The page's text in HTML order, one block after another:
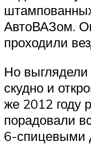
АвтоВАЗом.
проходили
Но выглядели
скудно и
же 2012 году
порадовали
6-спицевыми